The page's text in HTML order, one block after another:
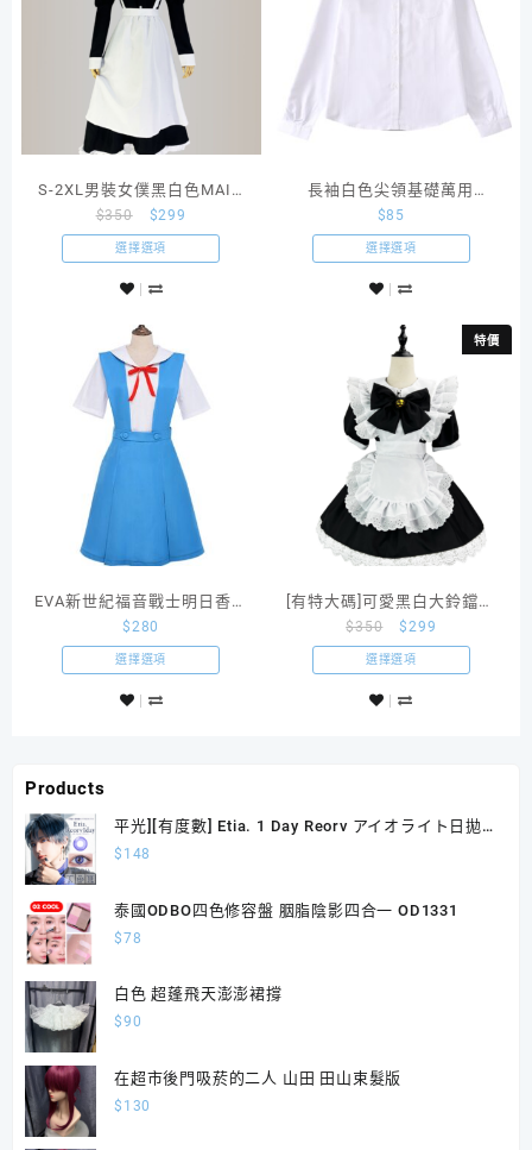
S-2XL男裝女僕黑白色MAID
服長裙偽娘男僕
$350 $299
選擇選項
長袖白色尖領基礎萬用
Cosplay女款校服制服白襯衫
$85
選擇選項
EVA新世紀福音戰士明日香凌
波麗制服校服
$280
選擇選項
特價
[有特大碼]可愛黑白大鈴鐺女
僕裝
$350 $299
選擇選項
Products
平光][有度數] Etia. 1 Day Reorv アイオライト日拋
10片裝
$ 148
泰國ODBO四色修容盤 胭脂陰影四合一 OD1331
$78
白色 超蓬飛天澎澎裙撐
$90
在超市後門吸菸的二人 山田 田山束髮版
$ 130